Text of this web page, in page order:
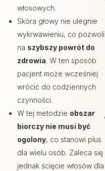
włosowych.
Skóra głowy nie ulegnie
wykrwawieniu, co pozwoli
na szybszy powrót do
zdrowia. W ten sposób
pacjent może wcześniej
wrócić do codziennych
czynności.
W tej metodzie obszar
biorczy nie musi być
ogolony, co stanowi plus
dla wielu osób. Zaleca się
jednak ścięcie włosów dla